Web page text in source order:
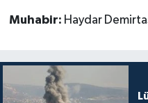
Muhabir: Haydar